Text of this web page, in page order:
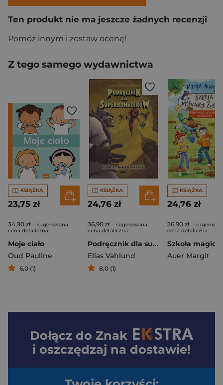
Ten produkt nie ma jeszcze żadnych recenzji
Pomóż innym i zostaw ocenę!
Z tego samego wydawnictwa
KSIĄŻKA
23,75 zł
34,90 zł - sugerowana
cena detaliczna
Moje ciało
Oud Pauline
6,0 (1)
KSIĄŻKA
24,76 zł
36,90 zł - sugerowana
cena detaliczna
Podręcznik dla superbohaterów. Część 11: Superzłoczyńcy
Elias Vahlund
8,0 (1)
KSIĄŻKA
24,76 zł
36,90 zł -
cena detaliczna
Auer Margit
Dołącz do Znak
i oszczędzaj na dostawie!